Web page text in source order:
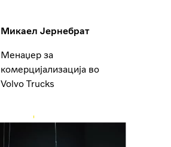
Микаел Јернебрат
Менаџер за
комерцијализација во
Volvo Trucks